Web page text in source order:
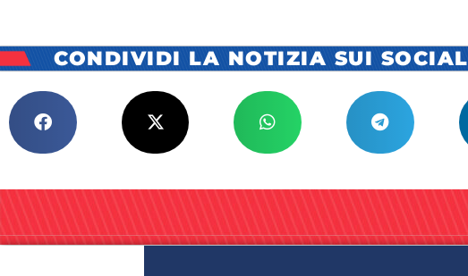
CONDIVIDI LA NOTIZIA SUI SOCIAL